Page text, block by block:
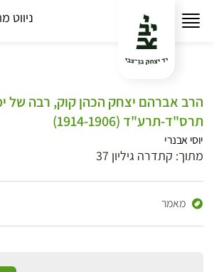
ניווט
הרב אברהם יצחק הכהן קוק, רבה של
תרס"ד-תרע"ד (1914-1906)
יוסי אבנרי
מתוך: קתדרה גיליון 37
מאמר